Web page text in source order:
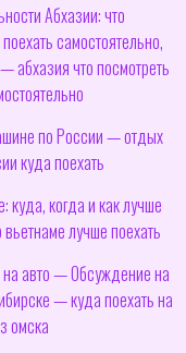
Абхазии: что
самостоятельно,
абхазия что посмотреть
по России — отдых
куда поехать
куда, когда и как лучше
лучше поехать
авто — Обсуждение на
— куда поехать на
омска